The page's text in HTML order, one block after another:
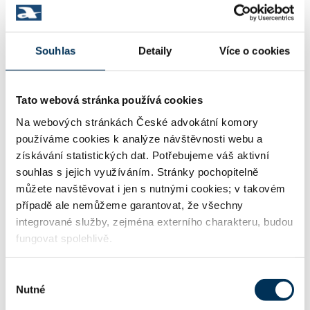
Souhlas Detaily Více o cookies
Tato webová stránka používá cookies
Na webových stránkách České advokátní komory
používáme cookies k analýze návštěvnosti webu a
získávání statistických dat. Potřebujeme váš aktivní
souhlas s jejich využíváním. Stránky pochopitelně
můžete navštěvovat i jen s nutnými cookies; v takovém
případě ale nemůžeme garantovat, že všechny
integrované služby, zejména externího charakteru, budou
fungovat spolehlivě.
souhlasu
Nutné
SPOLEČNÍCI/SAMOSTATNÍ
JUDr. Mgr. MILAN DOČKAL
Stav: Aktivní
Advokát: JUDr. PETR PAPEŽ, Ph.D.
Stav: Aktivní
Advokát: JUDr. MARTIN PLCH